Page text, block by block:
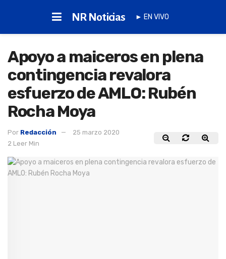
NR Noticias ► EN VIVO
Apoyo a maiceros en plena
contingencia revalora
esfuerzo de AMLO: Rubén
Rocha Moya
Por Redacción
25 marzo 2020
2 Leer Min